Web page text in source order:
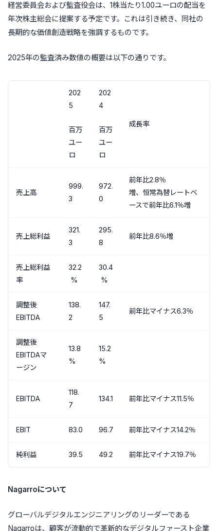
経営委員会および監査役会は、1株当たり1.00ユーロの配当を
年次株主総会に提案する予定です。これは引き続き、同社の
長期的な価値創造戦略を強調するものです。
2025年の監査済み数値の概要は以下の通りです。
202
5
百万
ユー
ロ
202
4
百万
ユー
ロ
成長率
売上高
999.
3
972.
0
前年比2.8％
増、恒常為替レートベ
ースで前年比6.1％増
売上総利益
321.
3
295.
8
前年比8.6％増
売上総利益
率
32.2
%
30.4
%
調整後
EBITDA
138.
2
147.
5
前年比マイナス6.3％
調整後
EBITDAマ
ージン
13.8
%
15.2
%
EBITDA
118.
7
134.1 前年比マイナス11.5％
EBIT 83.0 96.7 前年比マイナス14.2％
純利益 39.5 49.2 前年比マイナス19.7％
Nagarroについて
グローバルデジタルエンジニアリングのリーダーである
Nagarroは、顧客が流動的で革新的なデジタルファースト企業